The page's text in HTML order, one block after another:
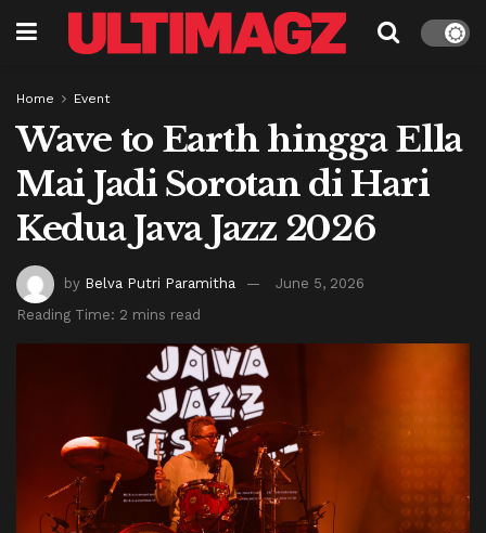
Home Event
Wave to Earth hingga Ella
Mai Jadi Sorotan di Hari
Kedua Java Jazz 2026
by Belva Putri Paramitha
June 5, 2026
Reading Time: 2 mins read